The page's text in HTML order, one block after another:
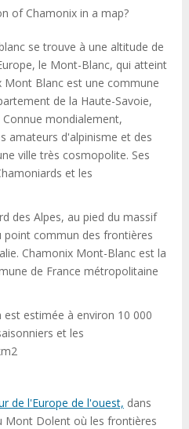
se trouve à une altitude de
le Mont-Blanc, qui atteint
Mont Blanc est une commune
de la Haute-Savoie,
mondialement,
amateurs d'alpinisme et des
ville très cosmopolite. Ses
et les
des Alpes, au pied du massif
commun des frontières
Chamonix Mont-Blanc est la
de France métropolitaine
estimée à environ 10 000
et les
de l'Europe de l'ouest, dans
Mont Dolent où les frontières